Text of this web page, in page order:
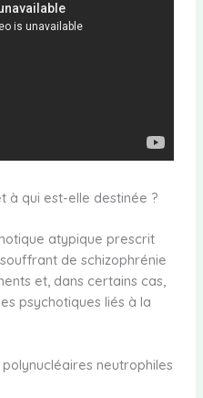
à qui est-elle destinée ?
atypique prescrit
de schizophrénie
et, dans certains cas,
psychotiques liés à la
neutrophiles